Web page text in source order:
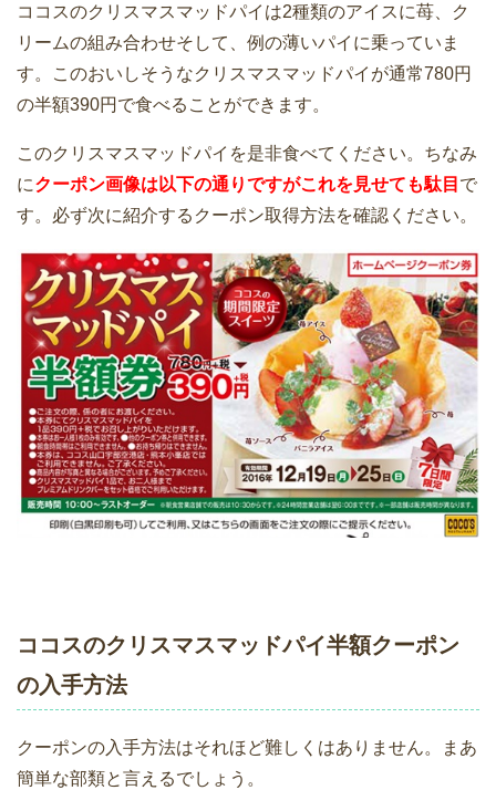
ココスのクリスマスマッドパイは2種類のアイスに苺、ク
リームの組み合わせそして、例の薄いパイに乗っていま
す。このおいしそうなクリスマスマッドパイが通常780円
の半額390円で食べることができます。
このクリスマスマッドパイを是非食べてください。ちなみ
にクーポン画像は以下の通りですがこれを見せても駄目 で
す。必ず次に紹介するクーポン取得方法を確認ください。
ココスのクリスマスマッドパイ半額クーポン
の入手方法
クーポンの入手方法はそれほど難しくはありません。まあ
簡単な部類と言えるでしょう。